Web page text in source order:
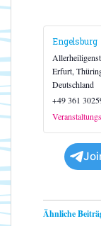
Engelsburg
Erfurt,
Deutschland
+49 361
Ähnliche